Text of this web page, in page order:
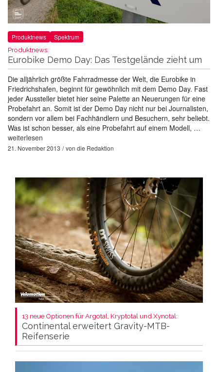
Produktnews Spektrum
Produktnews:
Eurobike Demo Day: Das Testgelände zieht um
Die alljährlich größte Fahrradmesse der Welt, die Eurobike in
Friedrichshafen, beginnt für gewöhnlich mit dem Demo Day. Fast
jeder Aussteller bietet hier seine Palette an Neuerungen für eine
Probefahrt an. Somit ist der Demo Day nicht nur bei Journalisten,
sondern vor allem bei Fachhändlern und Besuchern, sehr beliebt.
Was ist schon besser, als eine Probefahrt auf einem Modell, …
weiterlesen
21. November 2013 von die Redaktion
13 neue Optionen für Argotal, Kryptotal und Xynotal:
Continental erweitert Gravity-MTB-
Reifenserie